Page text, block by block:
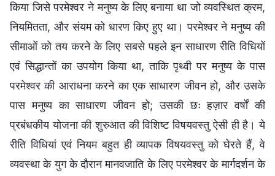
किया जिसे परमेश्वर ने मनुष्य के लिए बनाया था जो व्यवस्थित क्रम,
नियमितता, और संयम को धारण किए हुए था। परमेश्वर ने मनुष्य की
सीमाओं को तय करने के लिए सबसे पहले इन साधारण रीति विधियों
एवं सिद्धान्तों का उपयोग किया था, ताकि पृथ्वी पर मनुष्य के पास
परमेश्वर की आराधना करने का एक साधारण जीवन हो, और उसके
पास मनुष्य का साधारण जीवन हो; उसकी छः हज़ार वर्षों की
प्रबंधकीय योजना की शुरुआत की विशिष्ट विषयवस्तु ऐसी ही है। ये
रीति विधियां एवं नियम बहुत ही व्यापक विषयवस्तु को घेरते हैं, वे
व्यवस्था के युग के दौरान मानवजाति के लिए परमेश्वर के मार्गदर्शन के